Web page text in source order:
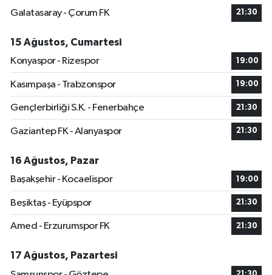
Galatasaray - Çorum FK
21:30
15 Ağustos, Cumartesi
Konyaspor - Rizespor
19:00
Kasımpaşa - Trabzonspor 19:00
Gençlerbirliği S.K. - Fenerbahçe 21:30
Gaziantep FK - Alanyaspor 21:30
16 Ağustos, Pazar
Başakşehir - Kocaelispor
19:00
Beşiktaş - Eyüpspor 21:30
Amed - Erzurumspor FK 21:30
17 Ağustos, Pazartesi